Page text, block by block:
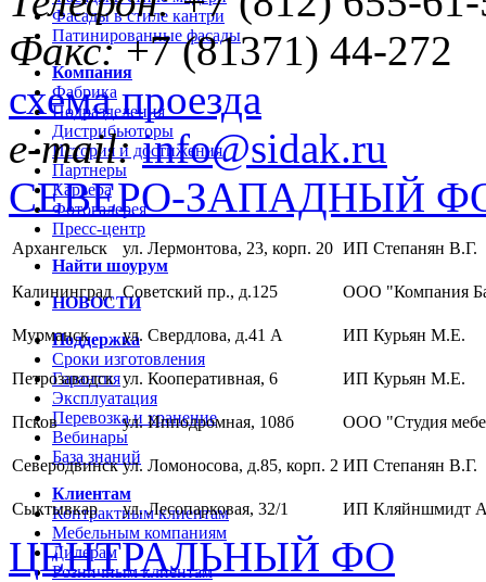
Фасады в стиле кантри
Патинированные фасады
Компания
Фабрика
Подразделения
Дистрибьюторы
История и достижения
Партнеры
Карьера
Фотогалерея
Пресс-центр
Найти шоурум
НОВОСТИ
Поддержка
Сроки изготовления
Гарантия
Эксплуатация
Перевозка и хранение
Вебинары
База знаний
Клиентам
Контрактным клиентам
Мебельным компаниям
Дилерам
Розничным клиентам
Факс:+7 (81371) 44-272
схема проезда
e-mail: info@sidak.ru
СЕВЕРО-ЗАПАДНЫЙ
Архангельск ул. Лермонтова, 23, корп. 20 ИП Степанян В.Г.
Калининград Советский пр., д.125 ООО "Компания
Мурманск ул. Свердлова, д.41 А ИП Курьян М.Е.
Петрозаводск ул. Кооперативная, 6 ИП Курьян М.Е.
Псков ул. Ипподромная, 108б ООО "Студия
Северодвинск ул. Ломоносова, д.85, корп. 2 ИП Степанян В.Г.
Сыктывкар ул. Лесопарковая, 32/1 ИП Кляйншмидт
ЦЕНТРАЛЬНЫЙ ФО